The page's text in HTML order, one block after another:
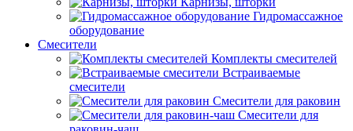
Гидромассажное
оборудование
Смесители
Комплекты смесителей
Встраиваемые
смесители
Смесители для раковин
Смесители для